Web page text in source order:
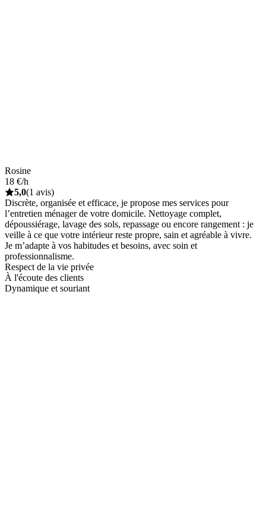
Rosine
18 €/h
5,0(1 avis)
Discrète, organisée et efficace, je propose mes services pour
l’entretien ménager de votre domicile. Nettoyage complet,
dépoussiérage, lavage des sols, repassage ou encore rangement : je
veille à ce que votre intérieur reste propre, sain et agréable à vivre.
Je m’adapte à vos habitudes et besoins, avec soin et
professionnalisme.
Respect de la vie privée
À l'écoute des clients
Dynamique et souriant